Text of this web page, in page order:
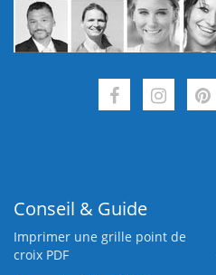
Conseil & Guide
Imprimer une grille point de
croix PDF